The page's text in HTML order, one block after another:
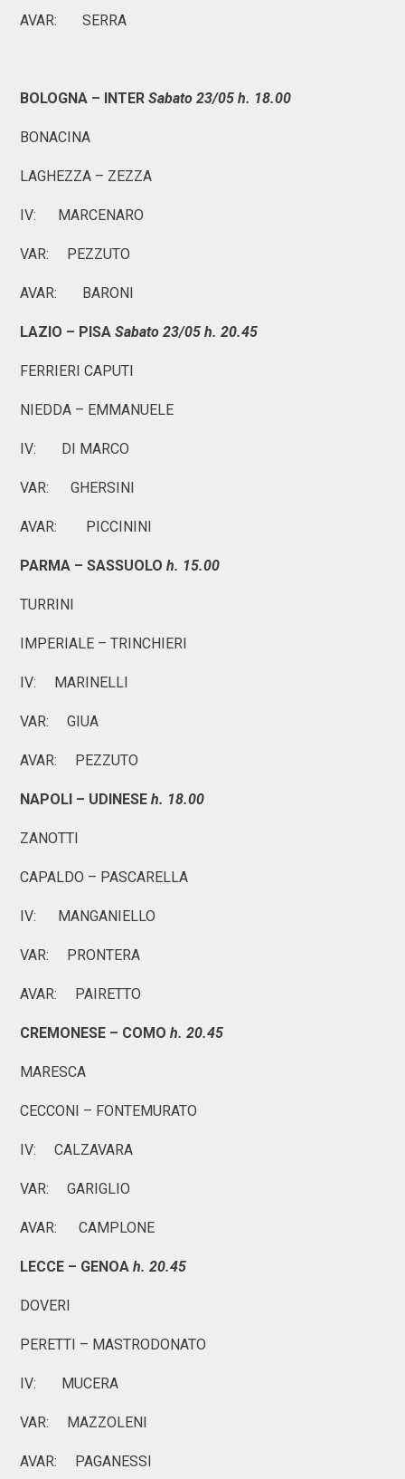
AVAR: SERRA
BOLOGNA – INTER Sabato 23/05 h. 18.00
BONACINA
LAGHEZZA – ZEZZA
IV: MARCENARO
VAR: PEZZUTO
AVAR: BARONI
LAZIO – PISA Sabato 23/05 h. 20.45
FERRIERI CAPUTI
NIEDDA – EMMANUELE
IV: DI MARCO
VAR: GHERSINI
AVAR: PICCININI
PARMA – SASSUOLO h. 15.00
TURRINI
IMPERIALE – TRINCHIERI
IV: MARINELLI
VAR: GIUA
AVAR: PEZZUTO
NAPOLI – UDINESE h. 18.00
ZANOTTI
CAPALDO – PASCARELLA
IV: MANGANIELLO
VAR: PRONTERA
AVAR: PAIRETTO
CREMONESE – COMO h. 20.45
MARESCA
CECCONI – FONTEMURATO
IV: CALZAVARA
VAR: GARIGLIO
AVAR: CAMPLONE
LECCE – GENOA h. 20.45
DOVERI
PERETTI – MASTRODONATO
IV: MUCERA
VAR: MAZZOLENI
AVAR: PAGANESSI